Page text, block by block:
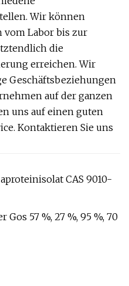
Wir können
Labor bis zur
die
erreichen. Wir
Geschäftsbeziehungen
auf der ganzen
uns auf einen guten
Kontaktieren Sie uns
CAS 9010-
57 %, 27 %, 95 %, 70